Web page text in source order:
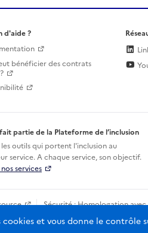
d'aide ?
bénéficier des contrats
partie de la Plateforme de l’inclusion
outils qui portent l'inclusion au
service. A chaque service, son objectif.
services
Sécurité : Homologation avec
sont sous licenceetalab-2.0
cookies et vous donne le contrôle